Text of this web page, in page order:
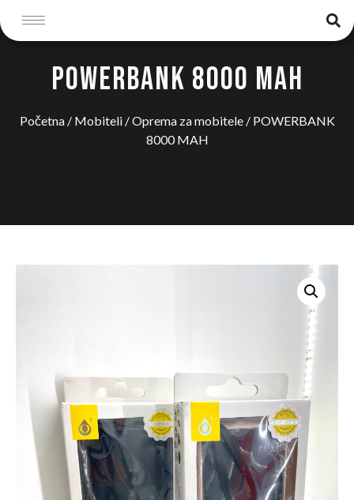
POWERBANK 8000 MAH
Početna/ Mobiteli/Oprema za mobitele/ POWERBANK
8000 MAH